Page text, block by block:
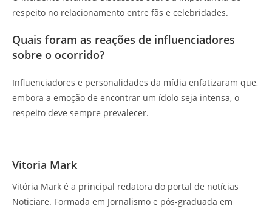
respeito no relacionamento entre fãs e celebridades.
Quais foram as reações de influenciadores
sobre o ocorrido?
Influenciadores e personalidades da mídia enfatizaram que,
embora a emoção de encontrar um ídolo seja intensa, o
respeito deve sempre prevalecer.
Vitoria Mark
Vitória Mark é a principal redatora do portal de notícias
Noticiare. Formada em Jornalismo e pós-graduada em